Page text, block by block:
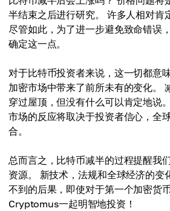
半结束之后进行研究。 许多人相对肯
尽管如此，为了进一步避免致命错误
确定这一点。
对于比特币投资者来说，这一切都意
加密市场中带来了前所未有的变化。
穿过屋顶，但没有什么可以肯定地说
市场的反应将取决于投资者信心，全
合。
总而言之，比特币减半的过程提醒我
资源。 新技术，法规和全球经济的变
不到的后果，即使对于第一个加密货
Cryptomus一起明智地投资！